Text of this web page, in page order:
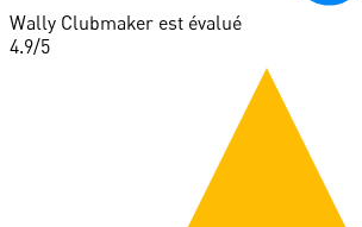
Wally Clubmaker est évalué
4.9/5